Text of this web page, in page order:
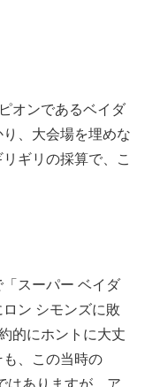
オンであるベイダ
、大会場を埋めな
ギリの採算で、こ
スーパー ベイダ
ン シモンズに敗
的にホントに大丈
、この当時の
はありますが、ア